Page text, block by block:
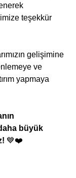
teşekkür
gelişimine
ve
yapmaya
büyük
💙❤️